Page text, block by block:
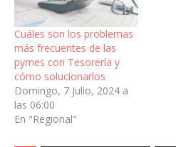
Cuáles son los problemas
más frecuentes de las
pymes con Tesorería y
cómo solucionarlos
Domingo, 7 Julio, 2024 a
las 06:00
En "Regional"